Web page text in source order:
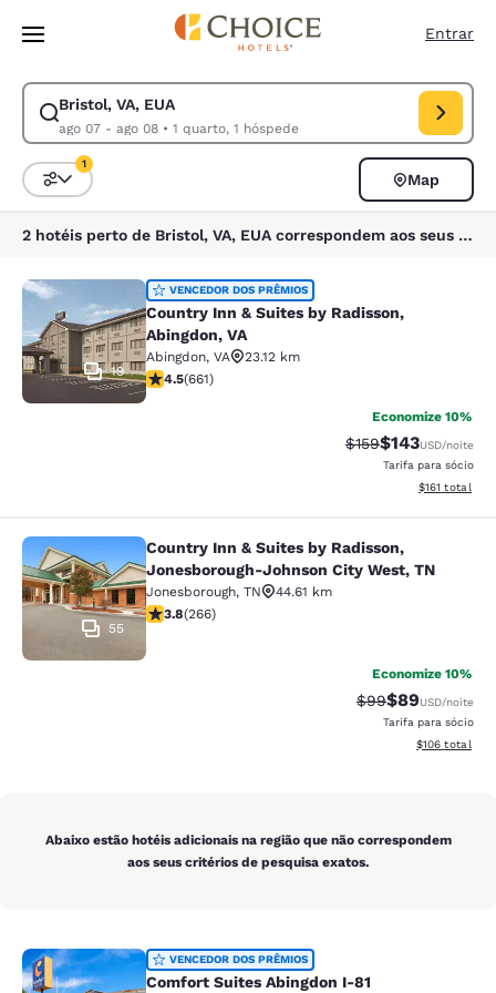
Pular Para Conteúdo Principal
Entrar
Bristol, VA, EUA
ago 07 - ago 08• 1 quarto, 1 hóspede
Modificar pesquisa para Bristol, VA, EUA. Data de check-in ago 07,
Classificar e filtrar
1
Map
2 hotéis perto de Bristol, VA, EUA correspondem aos seus filtros
Country Inn & Suites by Radisson,
19
VENCEDOR DOS PRÊMIOS
Country Inn & Suites by Radisson,
Abingdon, VA
Abingdon, VA
23.12 km
classificação 4.46 estrelas. Excelente. 661 avaliações
4.5(661)
Economize 10%
Tarifa anterior
$159Tarifa com
$143USD/noite
Tarifa para sócio
Exibir
$161 total
Country Inn & Suites by Radisson,
55
Country Inn & Suites by Radisson,
Jonesborough-Johnson City West, TN
Jonesborough, TN
44.61 km
classificação 3.75 estrelas. Bom. 266 avaliações
3.8(266)
Economize 10%
Tarifa anterior
$99Tarifa com
$89USD/noite
Tarifa para sócio
Exibir
$106 total
Abaixo estão hotéis adicionais na região que não correspondem
aos seus critérios de pesquisa exatos.
Comfort Suites Abingdon I-81
VENCEDOR DOS PRÊMIOS
Comfort Suites Abingdon I-81